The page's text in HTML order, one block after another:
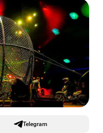
Telegram